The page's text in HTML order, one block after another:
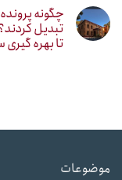
چگونه
تبدیل
تا بهره
موضوعات